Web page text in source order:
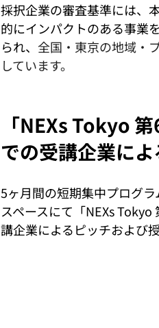
採択企業の審査基準には、
的にインパクトのある事業
られ、 全国・東京の地域・
しています。
「NEXs Tokyo
での受講企業に
5ヶ月間の短期集中プログ
スペースにて 「NEXs
講企業によるピッチおよび